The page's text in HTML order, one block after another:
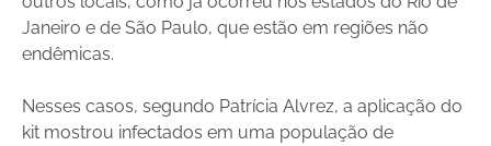
Janeiro e de São Paulo, que estão em regiões não
endêmicas.
Nesses casos, segundo Patrícia Alvrez, a aplicação do
kit mostrou infectados em uma população de